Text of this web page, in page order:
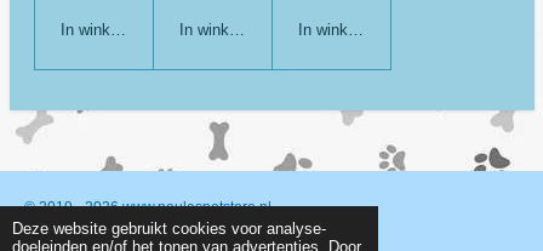
Deze website gebruikt cookies voor analyse-
doeleinden en/of het tonen van advertenties. Door
In winkelwagen In winkelwagen In winkelwagen
© 2019 - 2026 www.paulaspetstore.nl
Powered byJouwWeb